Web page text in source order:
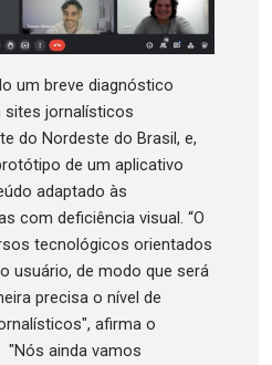
um breve diagnóstico
sites jornalísticos
do Nordeste do Brasil, e,
de um aplicativo
adaptado às
com deficiência visual. “O
tecnológicos orientados
usuário, de modo que será
precisa o nível de
afirma o
ainda vamos